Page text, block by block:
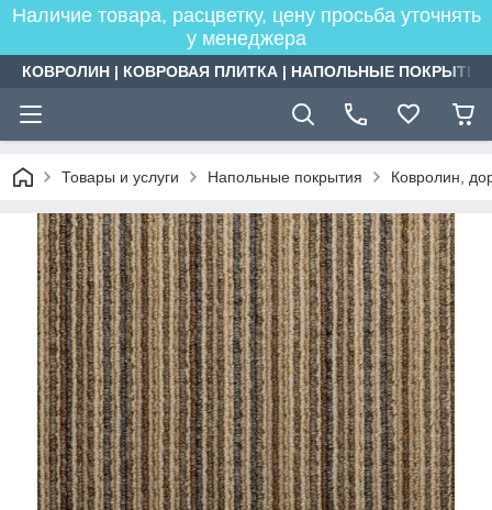
Наличие товара, расцветку, цену просьба уточнять
у менеджера
КОВРОЛИН | КОВРОВАЯ ПЛИТКА | НАПОЛЬНЫЕ
Товары и услуги Напольные покрытия Ковролин,